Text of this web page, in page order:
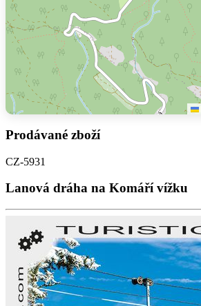
Prodávané zboží
CZ-5931
Lanová dráha na Komáří vížku